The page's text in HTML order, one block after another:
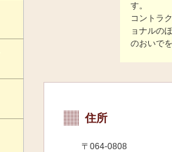
す。
コントラ
ョナルの
のおいで
住所
〒064-0808